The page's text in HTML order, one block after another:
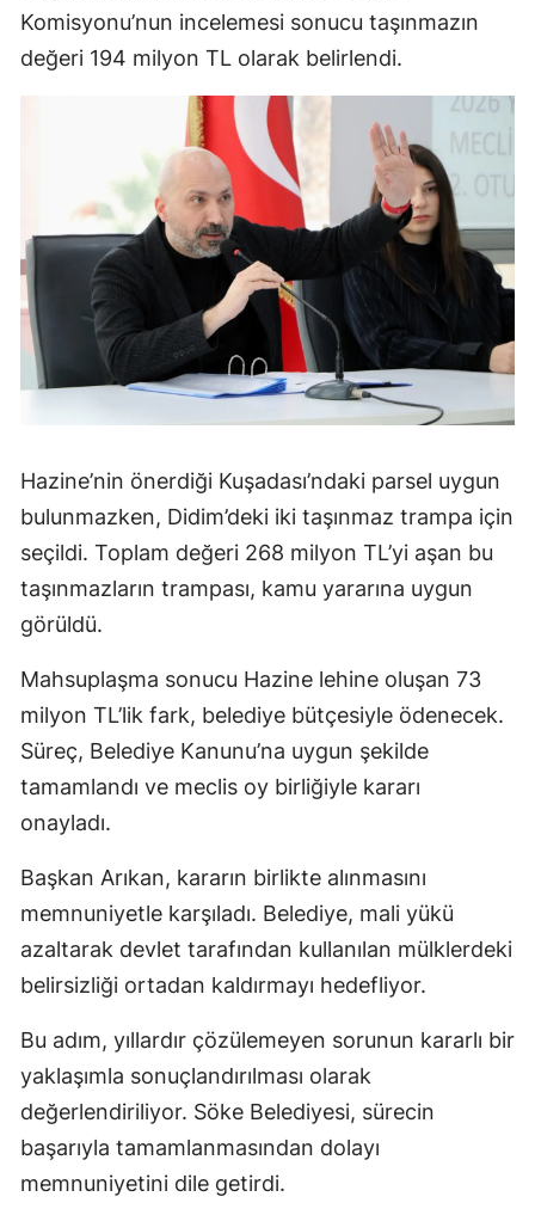
Komisyonu’nun incelemesi sonucu taşınmazın
değeri 194 milyon TL olarak belirlendi.
Hazine’nin önerdiği Kuşadası’ndaki parsel uygun
bulunmazken, Didim’deki iki taşınmaz trampa için
seçildi. Toplam değeri 268 milyon TL’yi aşan bu
taşınmazların trampası, kamu yararına uygun
görüldü.
Mahsuplaşma sonucu Hazine lehine oluşan 73
milyon TL’lik fark, belediye bütçesiyle ödenecek.
Süreç, Belediye Kanunu’na uygun şekilde
tamamlandı ve meclis oy birliğiyle kararı
onayladı.
Başkan Arıkan, kararın birlikte alınmasını
memnuniyetle karşıladı. Belediye, mali yükü
azaltarak devlet tarafından kullanılan mülklerdeki
belirsizliği ortadan kaldırmayı hedefliyor.
Bu adım, yıllardır çözülemeyen sorunun kararlı bir
yaklaşımla sonuçlandırılması olarak
değerlendiriliyor. Söke Belediyesi, sürecin
başarıyla tamamlanmasından dolayı
memnuniyetini dile getirdi.